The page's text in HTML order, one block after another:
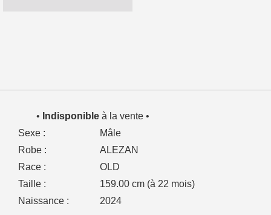
• Indisponible à la vente •
Sexe :
Mâle
Robe :
ALEZAN
Race :
OLD
Taille :
159.00 cm (à 22 mois)
Naissance :
2024